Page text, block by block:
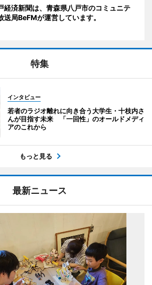
経済新聞は、青森県八戸市のコミュニテ
送局BeFMが運営しています。
特集
インタビュー
若者のラジオ離れに向き合う大学生・十枝内さ
んが目指す未来 「一回性」のオールドメディ
アのこれから
もっと見る
最新ニュース